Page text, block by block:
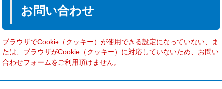
文
お問い合わせ
ブラウザでCookie（クッキー）が使用できる設定になっていない、ま
たは、ブラウザがCookie（クッキー）に対応していないため、お問い
合わせフォームをご利用頂けません。